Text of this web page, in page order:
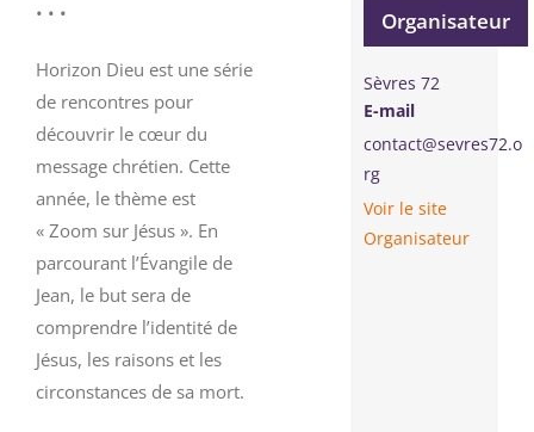
• • •
Horizon Dieu est une série
de rencontres pour
découvrir le cœur du
message chrétien. Cette
année, le thème est
« Zoom sur Jésus ». En
parcourant l’Évangile de
Jean, le but sera de
comprendre l’identité de
Jésus, les raisons et les
circonstances de sa mort.
Organisateur
Sèvres 72
E-mail
contact@sevres72.o
rg
Voir le site
Organisateur